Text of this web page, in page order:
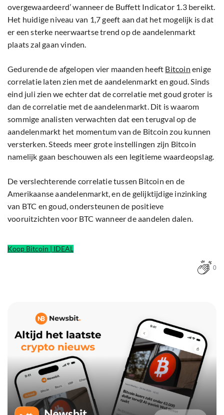
overgewaardeerd’ wanneer de Buffett Indicator 1.3 bereikt.
Het huidige niveau van 1,7 geeft aan dat het mogelijk is dat
er een sterke neerwaartse trend op de aandelenmarkt
plaats zal gaan vinden.
Gedurende de afgelopen vier maanden heeft Bitcoin enige
correlatie laten zien met de aandelenmarkt en goud. Sinds
eind juli zien we echter dat de correlatie met goud groter is
dan de correlatie met de aandelenmarkt. Dit is waarom
sommige analisten verwachten dat een terugval op de
aandelenmarkt het momentum van de Bitcoin zou kunnen
versterken. Steeds meer grote instellingen zijn Bitcoin
namelijk gaan beschouwen als een legitieme waardeopslag.
De verslechterende correlatie tussen Bitcoin en de
Amerikaanse aandelenmarkt, en de gelijktijdige inzinking
van BTC en goud, ondersteunen de positieve
vooruitzichten voor BTC wanneer de aandelen dalen.
Koop Bitcoin | IDEAL
0